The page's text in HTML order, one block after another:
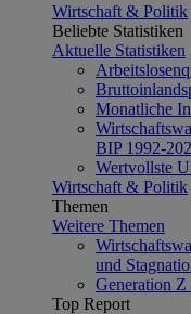
Wirtschaft & Politik
Beliebte Statistiken
Aktuelle Statistiken
Monatliche
BIP 1992-
Wertvollste
Wirtschaft & Politik
Themen
Weitere Themen
und
Generation
Top Report